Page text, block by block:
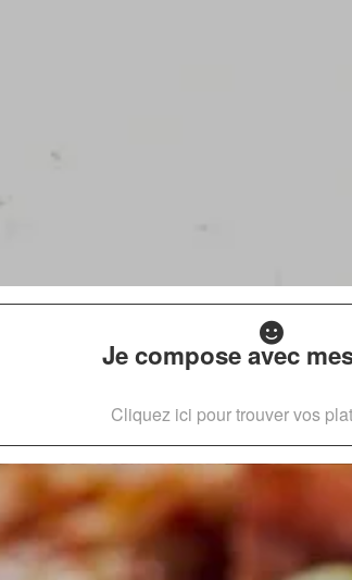
Je compose avec
Cliquez ici pour trouver vos